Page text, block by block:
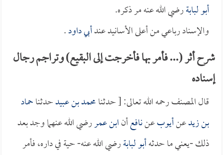
أبو لبابةرضي الله عنه مر ذكره.
والإسناد رباعي من أعلى الأسانيد عندأبي داود.
شرح أثر (... فأمر بها فأخرجت إلى البقيع) وتراجم رجال
إسناده
قال المصنف رحمه الله تعالى: [ حدثنامحمد بن عبيدحدثناحماد
بن زيدعنأيوبعننافعأنابن عمررضي الله عنهما وجد بعد
ذلك -يعني ما حدثهأبو لبابةرضي الله عنه- حية في داره، فأمر